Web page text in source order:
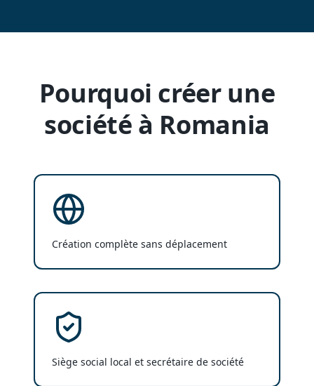
Pourquoi créer une
société à Romania
Création complète sans déplacement
Siège social local et secrétaire de société